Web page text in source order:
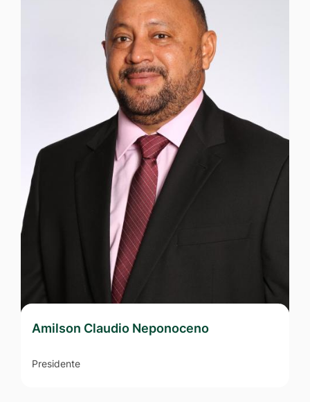
Amilson Claudio Neponoceno
Presidente